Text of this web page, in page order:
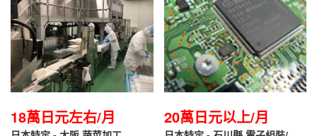
18萬日元左右/月 20萬日元以上/月